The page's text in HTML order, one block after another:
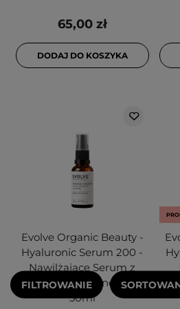
65,00 zł
DODAJ DO KOSZYKA
Evolve Organic Beauty -
Hyaluronic Serum 200 -
Nawilżające Serum z
Kwasem Hialuronowym -
30ml
FILTROWANIE